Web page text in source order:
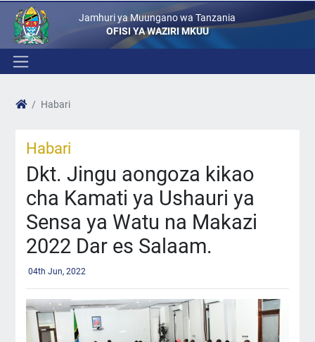
Jamhuri ya Muungano wa Tanzania
OFISI YA WAZIRI MKUU
Habari
Habari
Dkt. Jingu aongoza kikao
cha Kamati ya Ushauri ya
Sensa ya Watu na Makazi
2022 Dar es Salaam.
04th Jun, 2022